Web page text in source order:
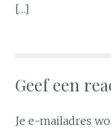
[…]
Geef een
Je e-mailadres